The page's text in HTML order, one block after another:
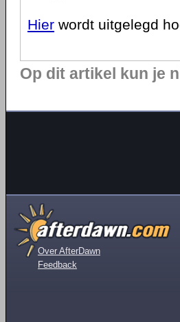
Hier wordt uitgelegd
Op dit artikel kun je
Over AfterDawn
Feedback